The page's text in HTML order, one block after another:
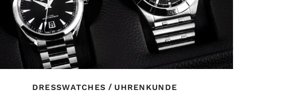
DRESSWATCHES / UHRENKUNDE